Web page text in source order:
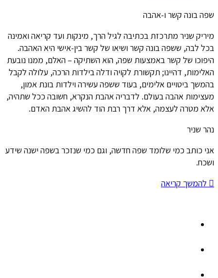
שפה בונה קשר ו-אהבה
מיריק שניר מתרכזת בכתיבה לגיל הרך, מינקות ועד קריאה ואמינה
בכל לבה, ששפה בונה קשר ושיאו של קשר בין-אישי היא האהבה.
היפוכו של קשר באמצעות שפה, הוא השתיקה – האלם, ממנו נובעת
האלימות, דהיינו; תקשורת לקויה ודלה בילדות הרכה, עלולה לקבל
בהמשך ביטויים אלימים, בעוד ששפה עשירה וילדות בונת אמון,
מעצימות אהבה בעולם. לדבריה אהבת הנקרא, חשובה ככל שתהיה,
אלא מטרה לעצמה, אלא דרך רבת הוד להשיג אהבת האדם.
נהר שניר
אני כותב כמי שלומד שפה חדשה, וגם כמי שנזכר בשפה ישנה שידע
ושכח.
להמשך קריאה